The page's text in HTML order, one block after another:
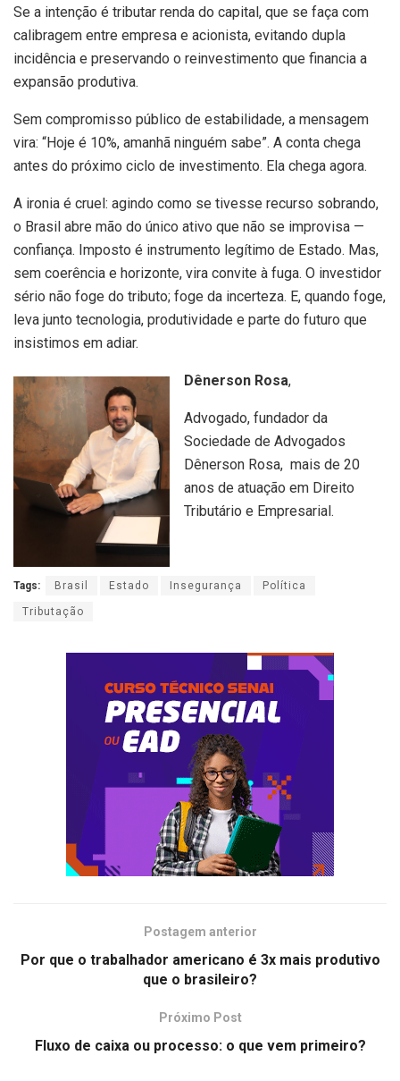
Se a intenção é tributar renda do capital, que se faça com
calibragem entre empresa e acionista, evitando dupla
incidência e preservando o reinvestimento que financia a
expansão produtiva.
Sem compromisso público de estabilidade, a mensagem
vira: “Hoje é 10%, amanhã ninguém sabe”. A conta chega
antes do próximo ciclo de investimento. Ela chega agora.
A ironia é cruel: agindo como se tivesse recurso sobrando,
o Brasil abre mão do único ativo que não se improvisa —
confiança. Imposto é instrumento legítimo de Estado. Mas,
sem coerência e horizonte, vira convite à fuga. O investidor
sério não foge do tributo; foge da incerteza. E, quando foge,
leva junto tecnologia, produtividade e parte do futuro que
insistimos em adiar.
Dênerson Rosa,
Advogado, fundador da
Sociedade de Advogados
Dênerson Rosa, mais de 20
anos de atuação em Direito
Tributário e Empresarial.
Tags: Brasil Estado Insegurança Política
Tributação
Postagem anterior
Por que o trabalhador americano é 3x mais produtivo
que o brasileiro?
Próximo Post
Fluxo de caixa ou processo: o que vem primeiro?